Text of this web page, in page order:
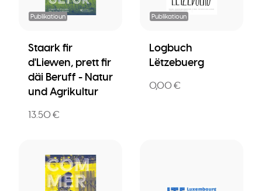
Publikatioun
Staark fir
d'Liewen, prett fir
däi Beruff - Natur
und Agrikultur
13.50 €
Publikatioun
Logbuch
Lëtzebuerg
0,00 €